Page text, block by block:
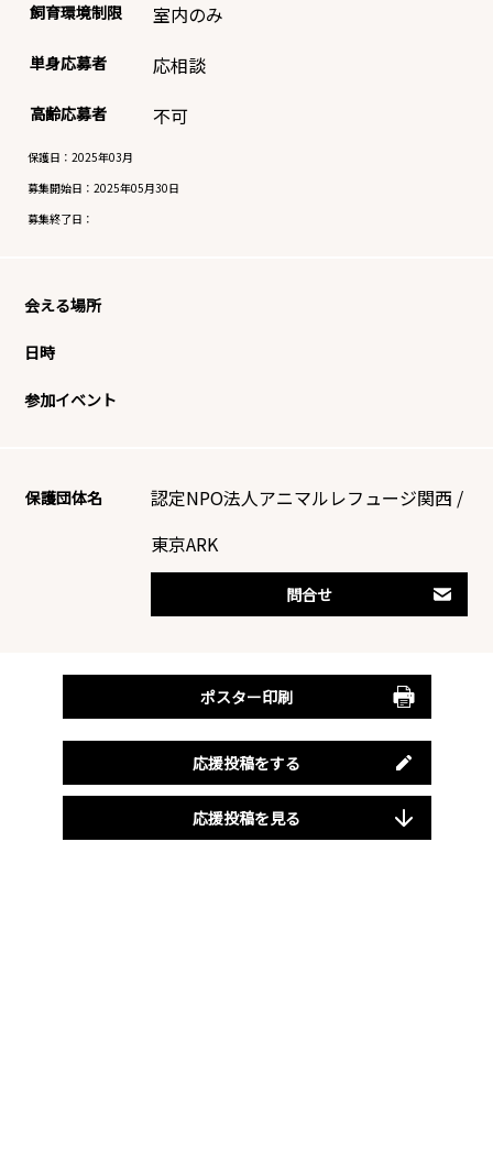
飼育環境制限 室内のみ
単身応募者 応相談
高齢応募者 不可
保護日：2025年03月
募集開始日： 2025年05月30日
募集終了日：
会える場所
日時
参加イベント
保護団体名
認定NPO法人アニマルレフュージ関西 /
東京ARK
問合せ
ポスター印刷
応援投稿をする
応援投稿を見る